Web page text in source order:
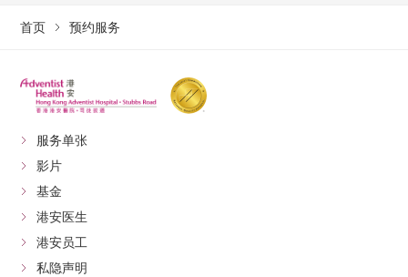
首页 预约服务
服务单张
影片
基金
港安医生
港安员工
私隐声明